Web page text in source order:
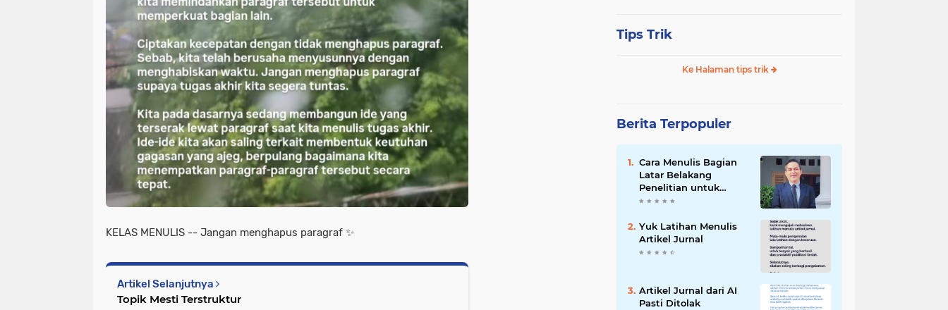
KELAS MENULIS -- Jangan menghapus paragraf ✨️
Artikel Selanjutnya
Topik Mesti Terstruktur
Tips Trik
Ke Halaman tips trik
Berita Terpopuler
Cara Menulis Bagian
Latar Belakang
Penelitian untuk
Proposal Skripsi
Yuk Latihan Menulis
Artikel Jurnal
Artikel Jurnal dari AI
Pasti Ditolak